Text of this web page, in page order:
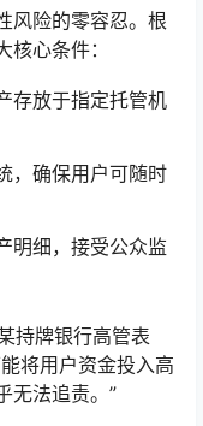
风险的零容忍。根
心条件：
存放于指定托管机
，确保用户可随时
明细，接受公众监
持牌银行高管表
将用户资金投入高
无法追责。”